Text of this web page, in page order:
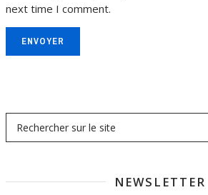
next time I comment.
ENVOYER
NEWSLETTER